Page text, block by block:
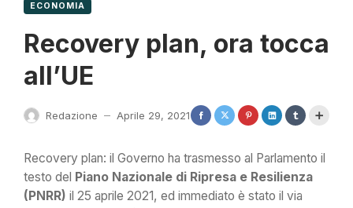
ECONOMIA
Recovery plan, ora tocca
all’UE
Redazione — Aprile 29, 2021
Recovery plan: il Governo ha trasmesso al Parlamento il
testo del Piano Nazionale di Ripresa e Resilienza
(PNRR) il 25 aprile 2021, ed immediato è stato il via